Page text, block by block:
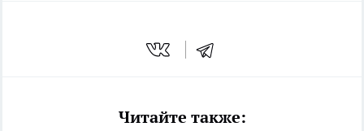
Читайте также: